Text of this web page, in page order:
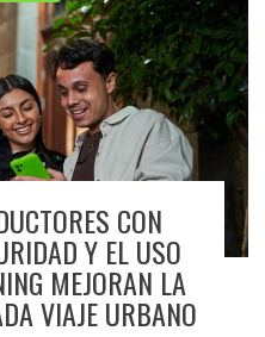
CON
Y EL USO
MEJORAN LA
VIAJE URBANO